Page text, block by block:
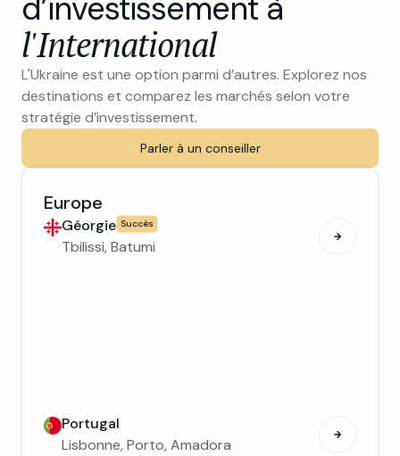
d’investissement à
l'International
L'Ukraine est une option parmi d’autres. Explorez nos
destinations et comparez les marchés selon votre
stratégie d’investissement.
Parler à un conseiller
Europe
Géorgie Succès
Tbilissi, Batumi
Portugal
Lisbonne, Porto, Amadora